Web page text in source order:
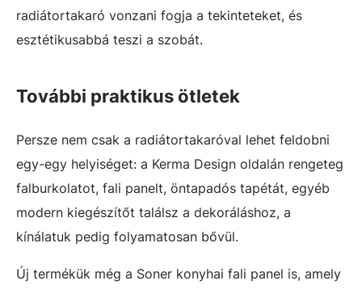
radiátortakaró vonzani fogja a tekinteteket, és
esztétikusabbá teszi a szobát.
További praktikus ötletek
Persze nem csak a radiátortakaróval lehet feldobni
egy-egy helyiséget: a Kerma Design oldalán rengeteg
falburkolatot, fali panelt, öntapadós tapétát, egyéb
modern kiegészítőt találsz a dekoráláshoz, a
kínálatuk pedig folyamatosan bővül.
Új termékük még a Soner konyhai fali panel is, amely